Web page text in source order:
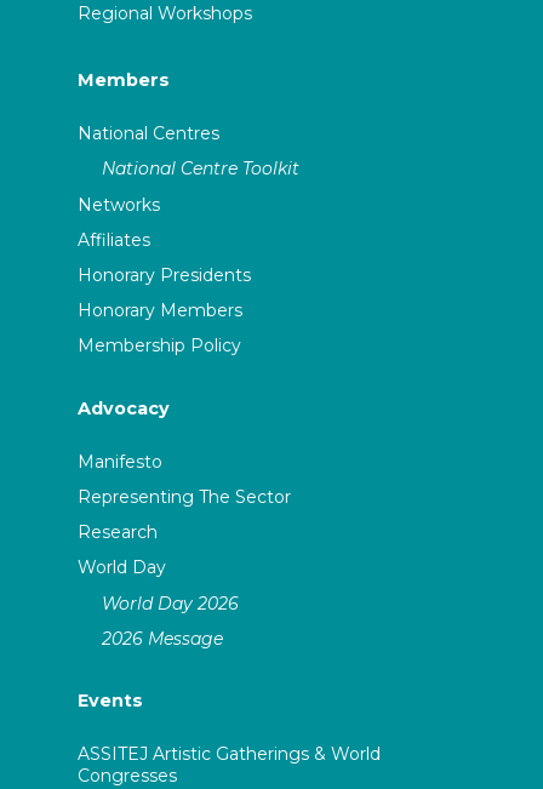
Regional Workshops
Members
National Centres
National Centre Toolkit
Networks
Affiliates
Honorary Presidents
Honorary Members
Membership Policy
Advocacy
Manifesto
Representing The Sector
Research
World Day
World Day 2026
2026 Message
Events
ASSITEJ Artistic Gatherings & World
Congresses